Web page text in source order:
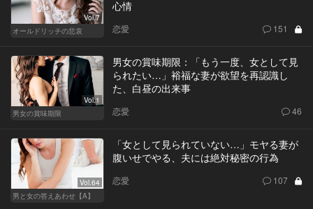
Vol.7
オールドリッチの悲哀
心情
恋愛 151
Vol.1
男女の賞味期限
男女の賞味期限：「もう一度、女として見
られたい…」裕福な妻が欲望を再認識し
た、白昼の出来事
恋愛 46
Vol.64
男と女の答えあわせ【A】
「女として見られていない…」モヤる妻が
腹いせでやる、夫には絶対秘密の行為
恋愛 107